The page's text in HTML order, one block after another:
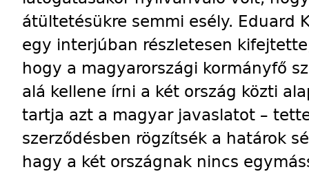
átültetésükre semmi esély. Eduard
egy interjúban részletesen
hogy a magyarországi kormányfő
alá kellene írni a két ország közti
tartja azt a magyar javaslatot –
szerződésben rögzítsék a határok
hagy a két országnak nincs